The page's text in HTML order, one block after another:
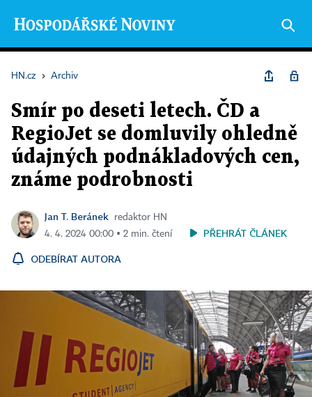
HN.cz › Archiv
Smír po deseti letech. ČD a
RegioJet se domluvily ohledně
údajných podnákladových cen,
známe podrobnosti
Jan T. Beránek
redaktor HN
4. 4. 2024 00:00 ▪ 2 min. čtení
PŘEHRÁT ČLÁNEK
ODEBÍRAT AUTORA